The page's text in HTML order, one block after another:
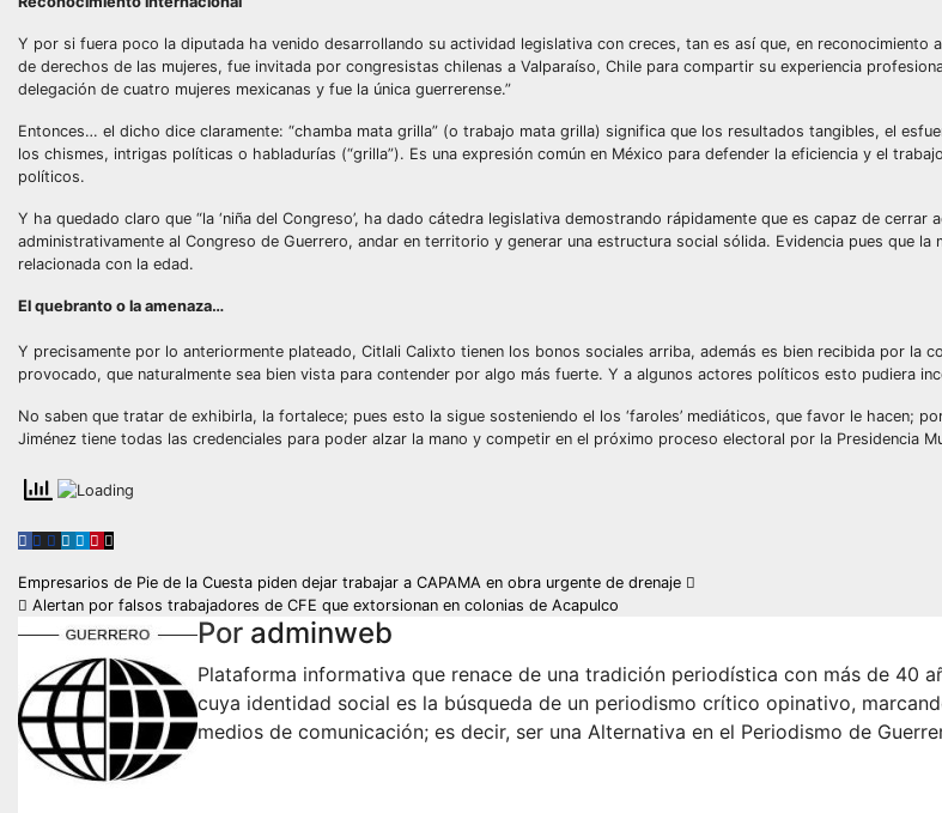
Y por si fuera poco la diputada ha venido desarrollando su actividad legislativa con creces, tan es así que, en reconocimiento
de derechos de las mujeres, fue invitada por congresistas chilenas a Valparaíso, Chile para compartir su experiencia
delegación de cuatro mujeres mexicanas y fue la única guerrerense.”
Entonces… el dicho dice claramente: “chamba mata grilla” (o trabajo mata grilla) significa que los resultados tangibles, el
los chismes, intrigas políticas o habladurías (“grilla”). Es una expresión común en México para defender la eficiencia y el
políticos.
Y ha quedado claro que “la ‘niña del Congreso’, ha dado cátedra legislativa demostrando rápidamente que es capaz de cerrar
administrativamente al Congreso de Guerrero, andar en territorio y generar una estructura social sólida. Evidencia pues que la
relacionada con la edad.
El quebranto o la amenaza…
Y precisamente por lo anteriormente plateado, Citlali Calixto tienen los bonos sociales arriba, además es bien recibida por la
provocado, que naturalmente sea bien vista para contender por algo más fuerte. Y a algunos actores políticos esto pudiera
No saben que tratar de exhibirla, la fortalece; pues esto la sigue sosteniendo el los ‘faroles’ mediáticos, que favor le hacen;
Jiménez tiene todas las credenciales para poder alzar la mano y competir en el próximo proceso electoral por la Presidencia
Navegación
de
entradas
Empresarios de Pie de la Cuesta piden dejar trabajar a CAPAMA en obra urgente de drenaje
Alertan por falsos trabajadores de CFE que extorsionan en colonias de Acapulco
Por adminweb
Plataforma informativa que renace de una tradición periodística con más de 40
cuya identidad social es la búsqueda de un periodismo crítico opinativo,
medios de comunicación; es decir, ser una Alternativa en el Periodismo de